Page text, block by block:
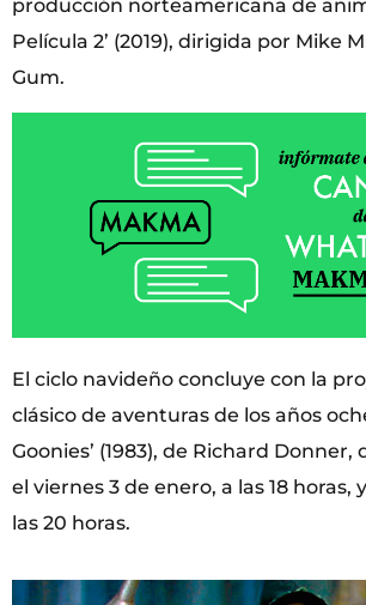
producción norteamericana de
Película 2’ (2019), dirigida por Mike
Gum.
El ciclo navideño concluye con la
clásico de aventuras de los años
Goonies’ (1983), de Richard Donner,
el viernes 3 de enero, a las 18 horas,
las 20 horas.